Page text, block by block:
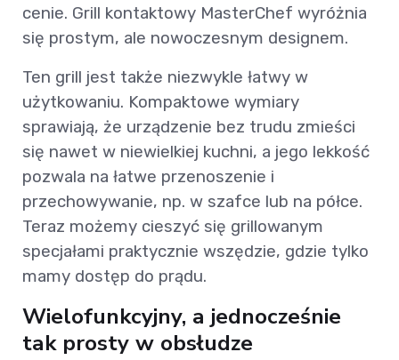
cenie. Grill kontaktowy MasterChef wyróżnia
się prostym, ale nowoczesnym designem.
Ten grill jest także niezwykle łatwy w
użytkowaniu. Kompaktowe wymiary
sprawiają, że urządzenie bez trudu zmieści
się nawet w niewielkiej kuchni, a jego lekkość
pozwala na łatwe przenoszenie i
przechowywanie, np. w szafce lub na półce.
Teraz możemy cieszyć się grillowanym
specjałami praktycznie wszędzie, gdzie tylko
mamy dostęp do prądu.
Wielofunkcyjny, a jednocześnie
tak prosty w obsłudze